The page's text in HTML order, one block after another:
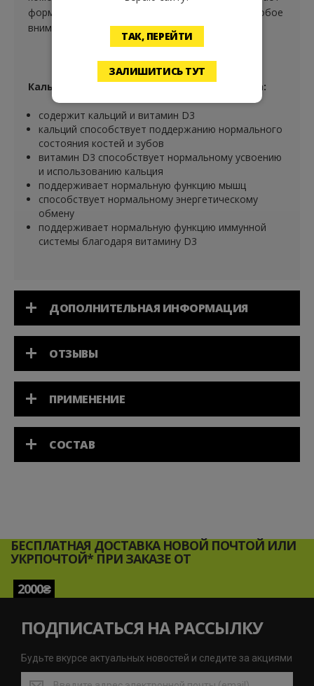
формулу подходящей для людей, уделяющих особое
внимание здоровью костей и мышц.
Кальций + витамин D3 и его преимущества:
содержит кальций и витамин D3
кальций способствует поддержанию нормального
состояния костей и зубов
витамин D3 способствует нормальному усвоению
и использованию кальция
поддерживает нормальную функцию мышц
способствует нормальному энергетическому
обмену
поддерживает нормальную функцию иммунной
системы благодаря витамину D3
ДОПОЛНИТЕЛЬНАЯ ИНФОРМАЦИЯ
ОТЗЫВЫ
ПРИМЕНЕНИЕ
СОСТАВ
БЕСПЛАТНАЯ ДОСТАВКА НОВОЙ ПОЧТОЙ ИЛИ
УКРПОЧТОЙ* ПРИ ЗАКАЗЕ ОТ
2000₴
ПОДПИСАТЬСЯ НА РАССЫЛКУ
Будьте вкурсе актуальных новостей и следите за акциями
Будьте
ТАК, ПЕРЕЙТИ
ЗАЛИШИТИСЬ ТУТ